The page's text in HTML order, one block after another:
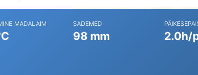
MADALAIM SADEMED
98 mm 2.0h/